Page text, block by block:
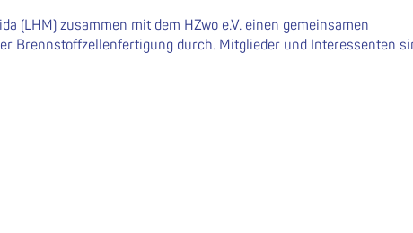
zusammen mit dem HZwo e.V. einen gemeinsamen
Brennstoffzellenfertigung durch. Mitglieder und Interessenten